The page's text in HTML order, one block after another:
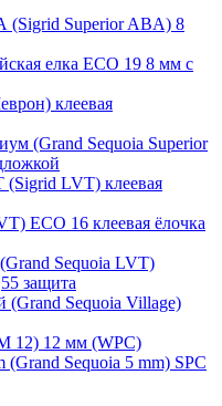
(Sigrid Superior ABA) 8
елка ECO 19 8 мм с
клеевая
(Grand Sequoia Superior
LVT) клеевая
ECO 16 клеевая ёлочка
Sequoia LVT)
защита
(Grand Sequoia Village)
12) 12 мм (WPC)
Sequoia 5 mm) SPC